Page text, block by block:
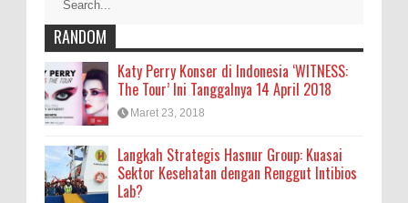
RANDOM
Katy Perry Konser di Indonesia ‘WITNESS:
The Tour’ Ini Tanggalnya 14 April 2018
Maret 23, 2018
Langkah Strategis Hasnur Group: Kuasai
Sektor Kesehatan dengan Renggut Intibios
Lab?